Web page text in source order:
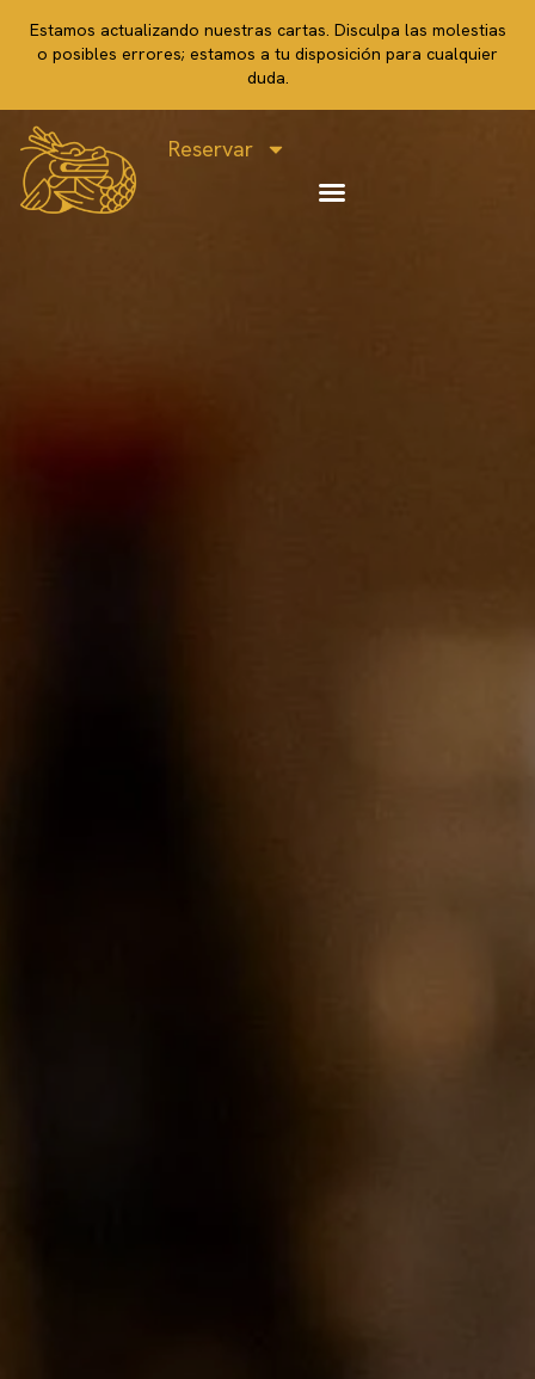
Estamos actualizando nuestras cartas. Disculpa las molestias
o posibles errores; estamos a tu disposición para cualquier
duda.
Reservar